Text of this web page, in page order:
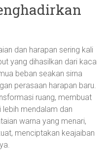
dan harapan sering kali
yang dihasilkan dari kaca
beban seakan sirna
perasaan harapan baru.
ruang, membuat
mendalam dan
warna yang menari,
menciptakan keajaiban